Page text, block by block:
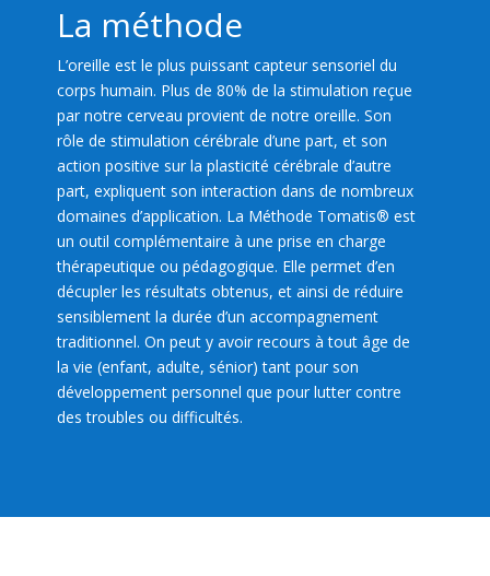
La méthode
L’oreille est le plus puissant capteur sensoriel du
corps humain. Plus de 80% de la stimulation reçue
par notre cerveau provient de notre oreille. Son
rôle de stimulation cérébrale d’une part, et son
action positive sur la plasticité cérébrale d’autre
part, expliquent son interaction dans de nombreux
domaines d’application. La Méthode Tomatis® est
un outil complémentaire à une prise en charge
thérapeutique ou pédagogique. Elle permet d’en
décupler les résultats obtenus, et ainsi de réduire
sensiblement la durée d’un accompagnement
traditionnel. On peut y avoir recours à tout âge de
la vie (enfant, adulte, sénior) tant pour son
développement personnel que pour lutter contre
des troubles ou difficultés.